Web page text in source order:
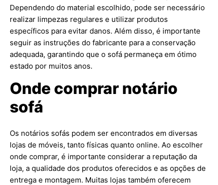
Dependendo do material escolhido, pode ser necessário
realizar limpezas regulares e utilizar produtos
específicos para evitar danos. Além disso, é importante
seguir as instruções do fabricante para a conservação
adequada, garantindo que o sofá permaneça em ótimo
estado por muitos anos.
Onde comprar notário
sofá
Os notários sofás podem ser encontrados em diversas
lojas de móveis, tanto físicas quanto online. Ao escolher
onde comprar, é importante considerar a reputação da
loja, a qualidade dos produtos oferecidos e as opções de
entrega e montagem. Muitas lojas também oferecem